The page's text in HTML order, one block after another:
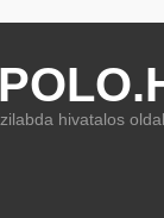
hivatalos